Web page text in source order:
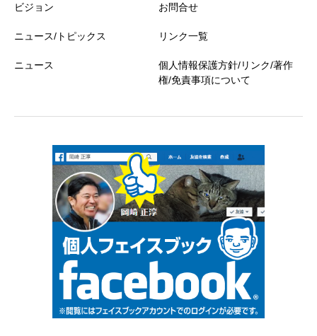
ビジョン
ニュース/トピックス
ニュース
お問合せ
リンク一覧
個人情報保護方針/リンク/著作
権/免責事項について